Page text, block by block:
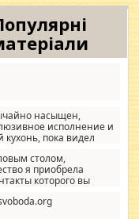
насыщен,
исполнение и
пока видел
и что главное -
удорожающих
столом,
я приобрела
которого вы